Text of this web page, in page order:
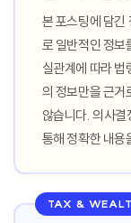
본 포스팅에 담긴
로 일반적인 정보
실관계에 따라 법
의 정보만을 근거
않습니다. 의사결
통해 정확한 내용
TAX &